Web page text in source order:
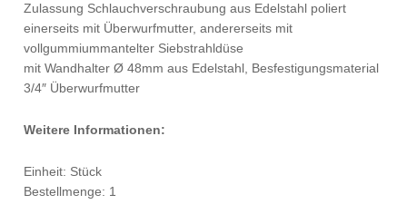
Zulassung Schlauchverschraubung aus Edelstahl poliert
einerseits mit Überwurfmutter, andererseits mit
vollgummiummantelter Siebstrahldüse
mit Wandhalter Ø 48mm aus Edelstahl, Besfestigungsmaterial
3/4″ Überwurfmutter
Weitere Informationen:
Einheit: Stück
Bestellmenge: 1